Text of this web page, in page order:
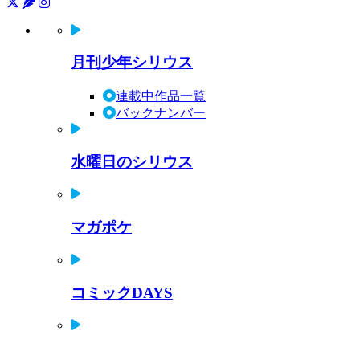
月刊少年シリウス
連載中作品一覧
バックナンバー
水曜日のシリウス
マガポケ
コミックDAYS